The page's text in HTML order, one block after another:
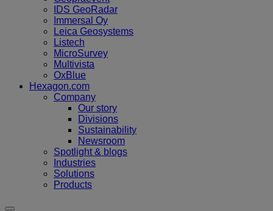
IDS GeoRadar
Immersal Oy
Leica Geosystems
Listech
MicroSurvey
Multivista
OxBlue
Hexagon.com
Company
Our story
Divisions
Sustainability
Newsroom
Spotlight & blogs
Industries
Solutions
Products